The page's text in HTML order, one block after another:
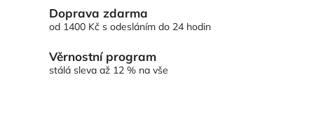
Doprava zdarma
od 1400 Kč s odesláním do 24 hodin
Věrnostní program
stálá sleva až 12 % na vše